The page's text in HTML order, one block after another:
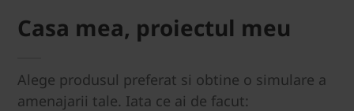
Casa mea, proiectul meu
Alege produsul preferat si obtine o simulare a
amenajarii tale. Iata ce ai de facut: